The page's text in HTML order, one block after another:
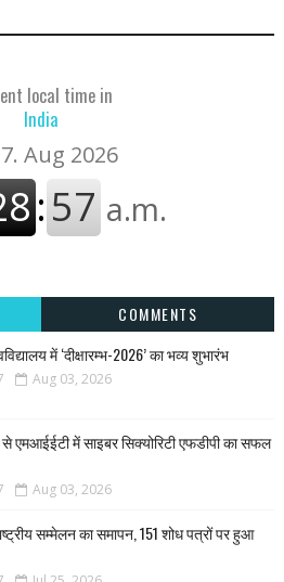
local time in
India
COMMENTS
में ‘दीक्षारम्भ-2026’ का भव्य शुभारंभ
Aug 03, 2026
में साइबर सिक्योरिटी एफडीपी का सफल
Aug 03, 2026
सम्मेलन का समापन, 151 शोध पत्रों पर हुआ